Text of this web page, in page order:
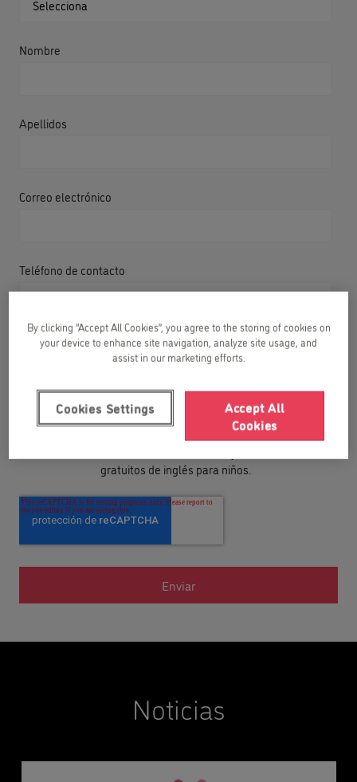
Nombre
Apellidos
Correo electrónico
Teléfono de contacto
¿En qué año nació tu hijo/a?
He leído y acepto la política de privacidad
gratuitos de inglés para niños.
Noticias
By clicking “Accept All Cookies”, you agree to the storing of cookies on
your device to enhance site navigation, analyze site usage, and
assist in our marketing efforts.
Accept All
Cookies
Cookies Settings